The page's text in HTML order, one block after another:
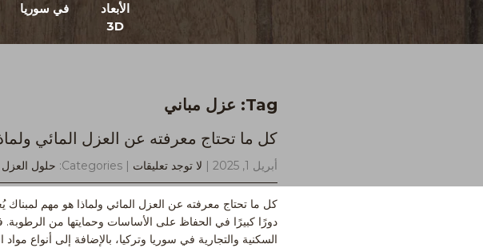
الأبعاد
3D
في سوريا
Tag: عزل مباني
كل ما تحتاج معرفته عن العزل المائي
أبريل 1, 2025 | لا توجد تعليقات | Categories: حلول العزل
كل ما تحتاج معرفته عن العزل المائي ولماذا هو مهم
دورًا كبيرًا في الحفاظ على الأساسات وحمايتها من
السكنية والتجارية في سوريا وتركيا، بالإضافة إلى أنواع مواد